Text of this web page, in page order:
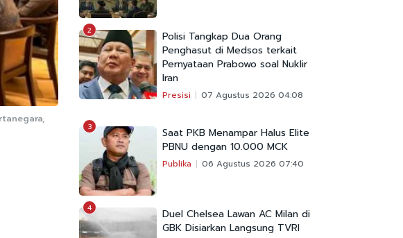
2
Polisi Tangkap Dua Orang
Penghasut di Medsos terkait
Pernyataan Prabowo soal Nuklir
Iran
Presisi 07 Agustus 2026 04:08
3
Saat PKB Menampar Halus Elite
PBNU dengan 10.000 MCK
Publika 06 Agustus 2026 07:40
4
Duel Chelsea Lawan AC Milan di
GBK Disiarkan Langsung TVRI